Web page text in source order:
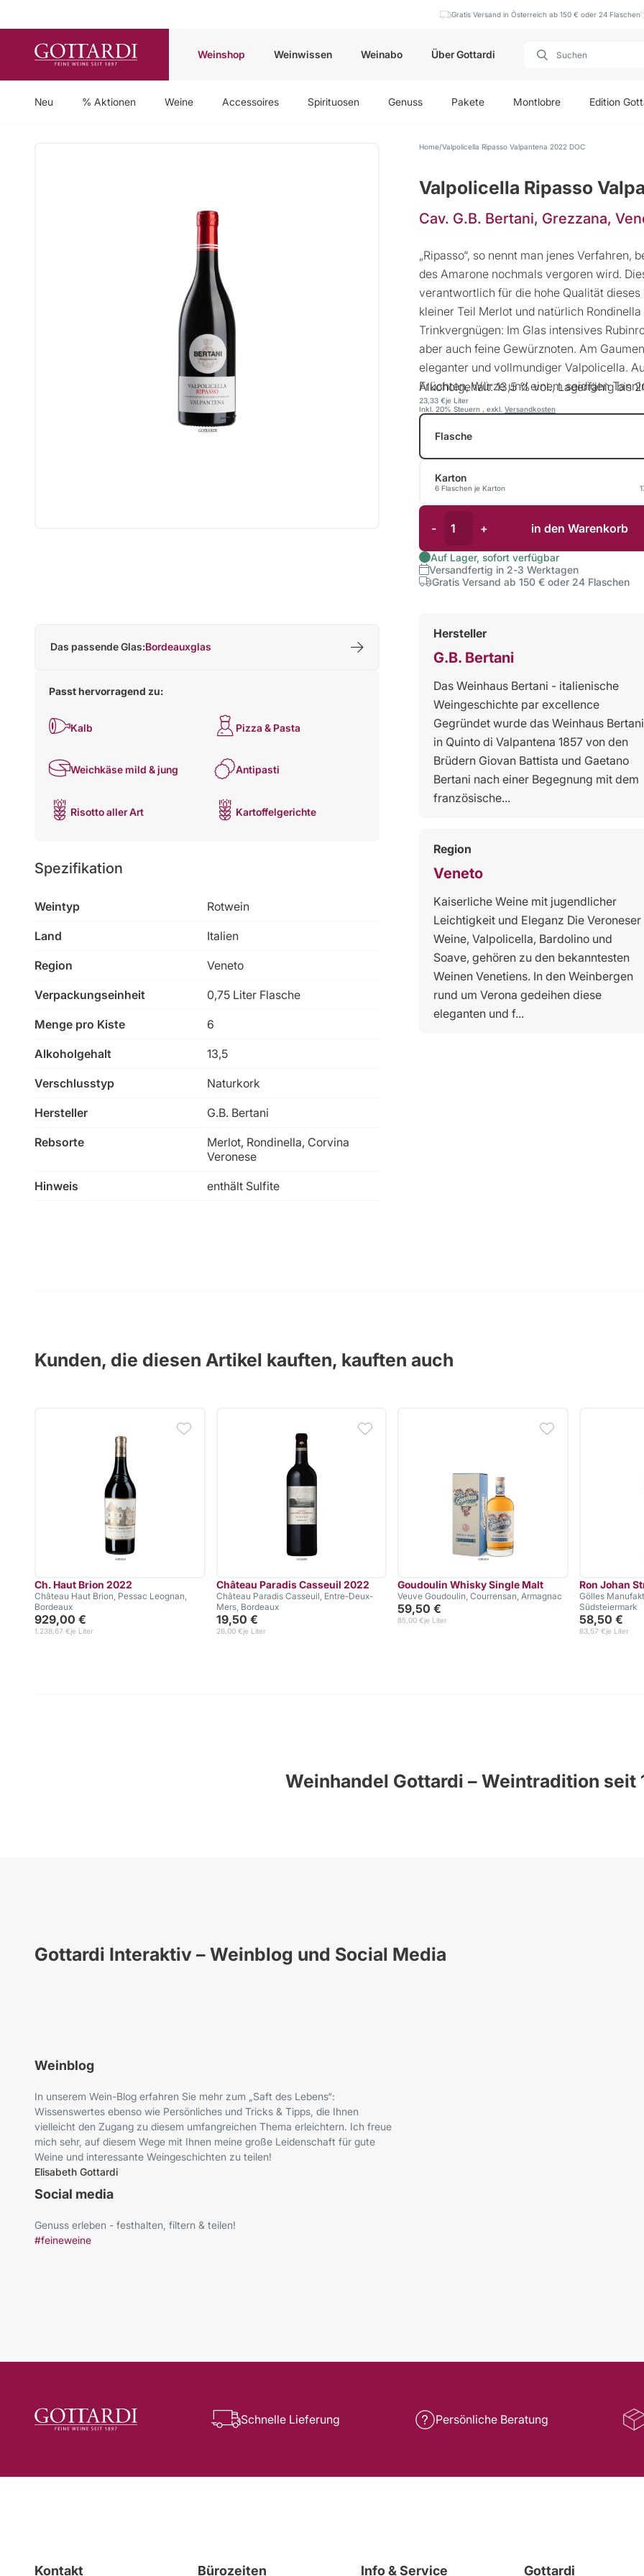
Gratis Versand in Österreich ab 150 € oder 24 Flaschen
Weinshop Weinwissen Weinabo Über Gottardi
Neu % Aktionen Weine Accessoires Spirituosen Genuss Pakete Montlobre Edition
Home Valpolicella Ripasso Valpantena 2022 DOC
Valpolicella Ripasso
Cav. G.B. Bertani, Grezzana,
„Ripasso“, so nennt man jenes
des Amarone nochmals vergoren wird.
verantwortlich für die hohe Qualität
kleiner Teil Merlot und natürlich
Trinkvergnügen: Im Glas intensives
aber auch feine Gewürznoten. Am
eleganter und vollmundiger Valpolicella.
Früchten, Würze und einem seidigen
Alkoholgehalt: 13,5 % vol., Lagerfähig bis
je Liter
23,33 €
Inkl. 20% Steuern , exkl. Versandkosten
Flasche
Karton
6 Flaschen je Karton
- + in den Warenkorb
Auf Lager, sofort verfügbar
Versandfertig in 2-3 Werktagen
Gratis Versand ab 150 € oder 24 Flaschen
Hersteller
G.B. Bertani
Das Weinhaus Bertani - italienische
Weingeschichte par excellence
Gegründet wurde das Weinhaus Bertani
in Quinto di Valpantena 1857 von den
Brüdern Giovan Battista und Gaetano
Bertani nach einer Begegnung mit dem
französische...
Region
Veneto
Kaiserliche Weine mit jugendlicher
Leichtigkeit und Eleganz Die Veroneser
Weine, Valpolicella, Bardolino und
Soave, gehören zu den bekanntesten
Weinen Venetiens. In den Weinbergen
rund um Verona gedeihen diese
eleganten und f...
Das passende Glas:Bordeauxglas
Passt hervorragend zu:
Kalb Pizza & Pasta
Weichkäse mild & jung Antipasti
Risotto aller Art Kartoffelgerichte
Spezifikation
Weintyp Rotwein
Land Italien
Region Veneto
Verpackungseinheit 0,75 Liter Flasche
Menge pro Kiste 6
Alkoholgehalt 13,5
Verschlusstyp Naturkork
Hersteller G.B. Bertani
Rebsorte
Merlot, Rondinella, Corvina
Veronese
Hinweis enthält Sulfite
Kunden, die diesen Artikel kauften, kauften auch
Ch. Haut Brion 2022
Château Haut Brion, Pessac Leognan,
Bordeaux
929,00 €
je Liter
1.238,67 €
Château Paradis Casseuil 2022
Château Paradis Casseuil, Entre-Deux-
Mers, Bordeaux
19,50 €
je Liter
26,00 €
Goudoulin Whisky Single Malt
Veuve Goudoulin, Courrensan, Armagnac
59,50 €
je Liter
85,00 €
Ron Johan
Gölles
Südsteiermark
58,50 €
je Liter
83,57 €
Weinhandel Gottardi – Weintradition seit
Gottardi Interaktiv – Weinblog und Social Media
Weinblog
In unserem Wein-Blog erfahren Sie mehr zum „Saft des Lebens“:
Wissenswertes ebenso wie Persönliches und Tricks & Tipps, die Ihnen
vielleicht den Zugang zu diesem umfangreichen Thema erleichtern. Ich freue
mich sehr, auf diesem Wege mit Ihnen meine große Leidenschaft für gute
Weine und interessante Weingeschichten zu teilen!
Elisabeth Gottardi
Social media
Genuss erleben - festhalten, filtern & teilen!
#feineweine
Schnelle Lieferung Persönliche Beratung
Kontakt Bürozeiten Info & Service Gottardi